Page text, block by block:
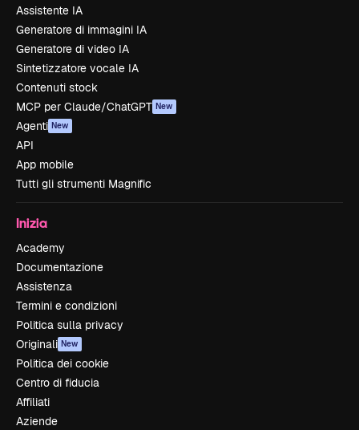
Assistente IA
Generatore di immagini IA
Generatore di video IA
Sintetizzatore vocale IA
Contenuti stock
MCP per Claude/ChatGPT New
Agenti New
API
App mobile
Tutti gli strumenti Magnific
Inizia
Academy
Documentazione
Assistenza
Termini e condizioni
Politica sulla privacy
Originali New
Politica dei cookie
Centro di fiducia
Affiliati
Aziende